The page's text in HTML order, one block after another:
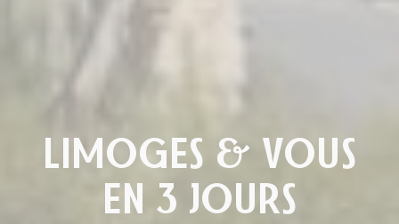
LIMOGES & VOUS
EN 3 JOURS